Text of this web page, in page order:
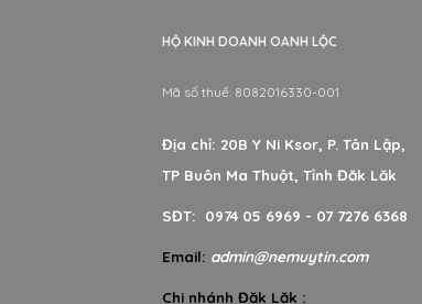
HỘ KINH DOANH OANH LỘC
Mã số thuế: 8082016330-001
Địa chỉ: 20B Y Ni Ksor, P. Tân Lập,
TP Buôn Ma Thuột, Tỉnh Đăk Lăk
SĐT: 0974 05 6969 - 07 7276 6368
Email: admin@nemuytin.com
Chi nhánh Đăk Lăk :